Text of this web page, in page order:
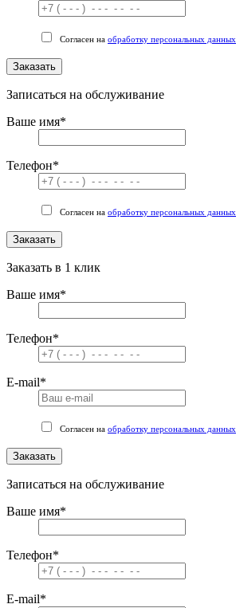
Согласен на обработку персональных данных
Заказать
Записаться на обслуживание
Ваше имя*
Телефон*
Согласен на обработку персональных данных
Заказать
Заказать в 1 клик
Ваше имя*
Телефон*
E-mail*
Согласен на обработку персональных данных
Заказать
Записаться на обслуживание
Ваше имя*
Телефон*
E-mail*